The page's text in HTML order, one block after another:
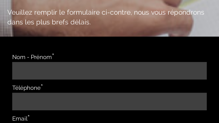
Veuillez remplir le formulaire ci-contre, nous vous répondrons
dans les plus brefs délais.
Nom - Prénom
Téléphone
Email